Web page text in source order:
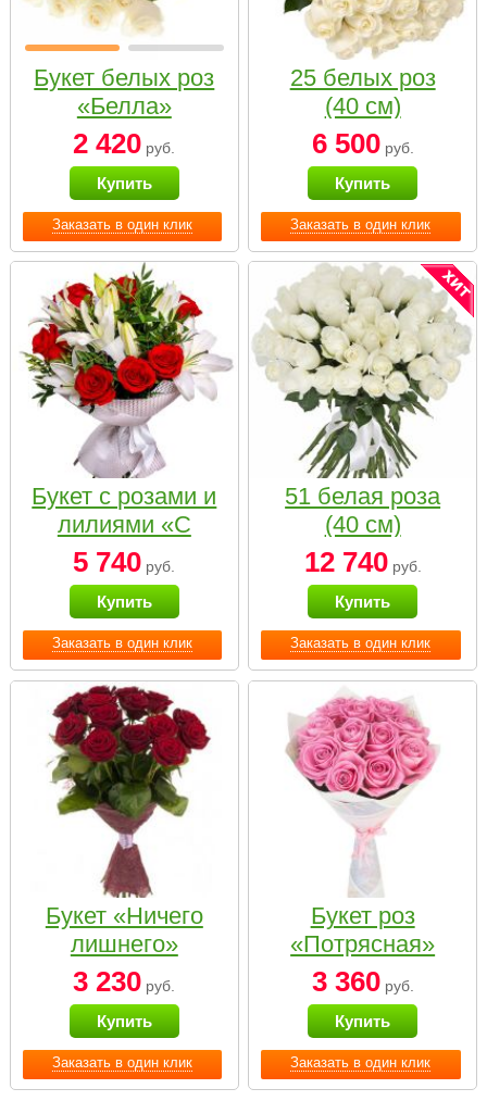
Заказать в один клик
Букет белых роз
«Белла»
2 420 руб.
Купить
Заказать в один клик
25 белых роз
(40 см)
6 500руб.
Купить
Заказать в один клик
Букет с розами и
лилиями «С
наилучшими
пожеланиями»
5 740 руб.
Купить
Заказать в один клик
51 белая роза
(40 см)
12 740руб.
Купить
Заказать в один клик
Букет «Ничего
лишнего»
3 230 руб.
Купить
Заказать в один клик
Букет роз
«Потрясная»
3 360руб.
Купить